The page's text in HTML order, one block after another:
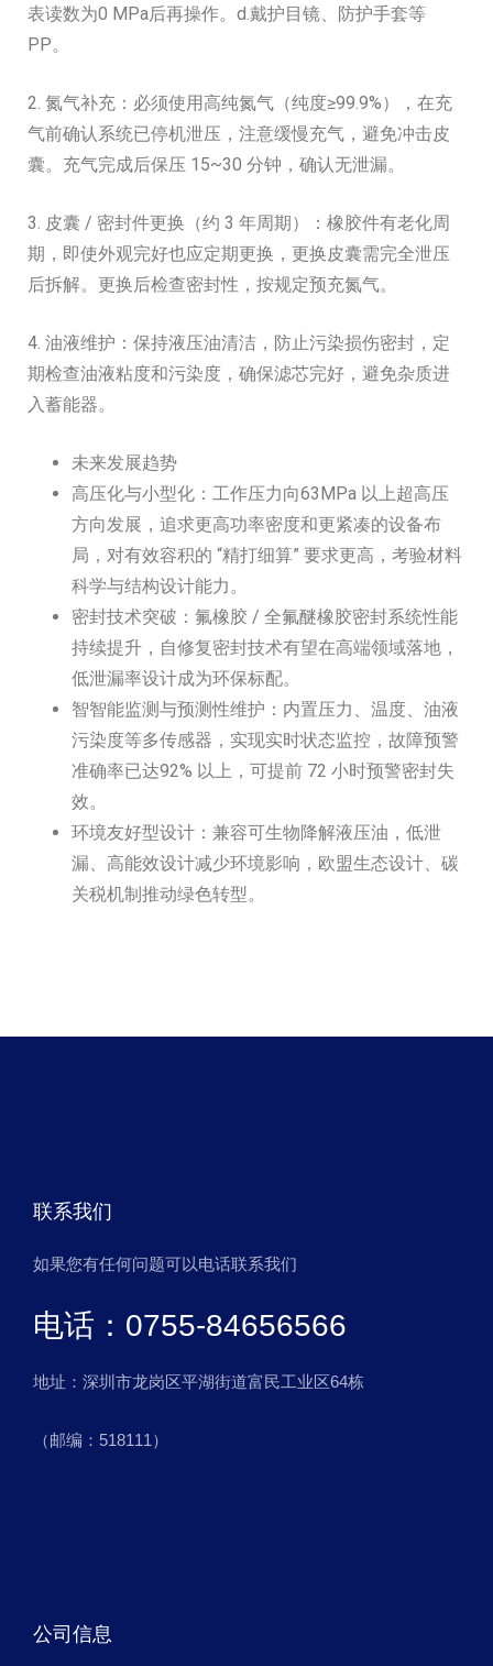
表读数为0 MPa后再操作。d.戴护目镜、防护手套等
PP。
2. 氮气补充：必须使用高纯氮气（纯度≥99.9%），在充
气前确认系统已停机泄压，注意缓慢充气，避免冲击皮
囊。充气完成后保压 15~30 分钟，确认无泄漏。
3. 皮囊 / 密封件更换（约 3 年周期）：橡胶件有老化周
期，即使外观完好也应定期更换，更换皮囊需完全泄压
后拆解。更换后检查密封性，按规定预充氮气。
4. 油液维护：保持液压油清洁，防止污染损伤密封，定
期检查油液粘度和污染度，确保滤芯完好，避免杂质进
入蓄能器。
未来发展趋势
高压化与小型化：工作压力向63MPa 以上超高压
方向发展，追求更高功率密度和更紧凑的设备布
局，对有效容积的 “精打细算” 要求更高，考验材料
科学与结构设计能力。
密封技术突破：氟橡胶 / 全氟醚橡胶密封系统性能
持续提升，自修复密封技术有望在高端领域落地，
低泄漏率设计成为环保标配。
智智能监测与预测性维护：内置压力、温度、油液
污染度等多传感器，实现实时状态监控，故障预警
准确率已达92% 以上，可提前 72 小时预警密封失
效。
环境友好型设计：兼容可生物降解液压油，低泄
漏、高能效设计减少环境影响，欧盟生态设计、碳
关税机制推动绿色转型。
联系我们
如果您有任何问题可以电话联系我们
电话：0755-84656566
地址：深圳市龙岗区平湖街道富民工业区64栋
（邮编：518111）
公司信息